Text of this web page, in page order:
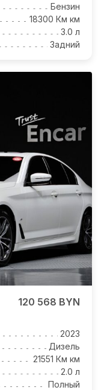
Бензин
18300 Км км
3.0 л
Задний
120 568 BYN
2023
Дизель
21551 Км км
2.0 л
Полный